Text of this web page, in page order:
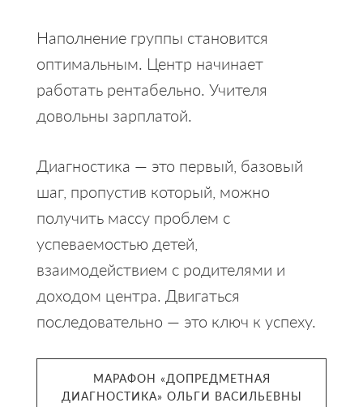
Наполнение группы становится
оптимальным. Центр начинает
работать рентабельно. Учителя
довольны зарплатой.
Диагностика — это первый, базовый
шаг, пропустив который, можно
получить массу проблем с
успеваемостью детей,
взаимодействием с родителями и
доходом центра. Двигаться
последовательно — это ключ к успеху.
МАРАФОН «ДОПРЕДМЕТНАЯ
ДИАГНОСТИКА» ОЛЬГИ ВАСИЛЬЕВНЫ